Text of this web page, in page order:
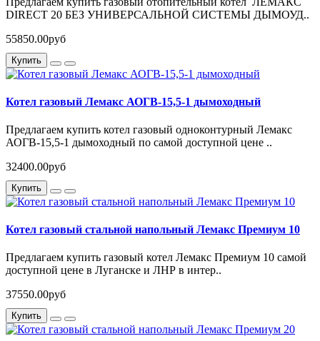
DIRECT 20 БЕЗ УНИВЕРСАЛЬНОЙ СИСТЕМЫ ДЫМОУД..
55850.00руб
Купить
Котел газовый Лемакс АОГВ-15,5-1 дымоходный
Предлагаем купить котел газовый одноконтурный Лемакс
АОГВ-15,5-1 дымоходный по самой доступной цене ..
32400.00руб
Купить
Котел газовый стальной напольный Лемакс Премиум 10
Предлагаем купить газовый котел Лемакс Премиум 10 самой
доступной цене в Луганске и ЛНР в интер..
37550.00руб
Купить